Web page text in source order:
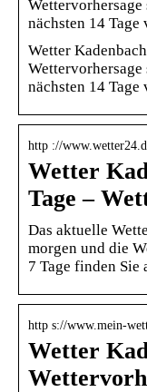
nächsten 14 Tage
Wetter
nächsten 14 Tage
http ://
Wetter
Tage –
Das aktuelle
morgen und die
7 Tage finden
http s://www.mein-
Wetter